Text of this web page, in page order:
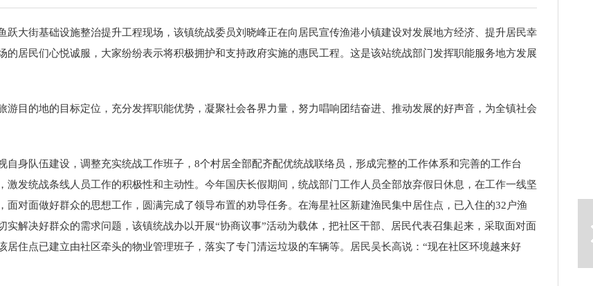
大街基础设施整治提升工程现场，该镇统战委员刘晓峰正在向居民宣传渔港小镇建设对发展地方经济、提升居民幸
居民们心悦诚服，大家纷纷表示将积极拥护和支持政府实施的惠民工程。这是该站统战部门发挥职能服务地方发展
目的地的目标定位，充分发挥职能优势，凝聚社会各界力量，努力唱响团结奋进、推动发展的好声音，为全镇社会
身队伍建设，调整充实统战工作班子，8个村居全部配齐配优统战联络员，形成完整的工作体系和完善的工作台
发统战条线人员工作的积极性和主动性。今年国庆长假期间，统战部门工作人员全部放弃假日休息，在工作一线坚
对面做好群众的思想工作，圆满完成了领导布置的劝导任务。在海星社区新建渔民集中居住点，已入住的32户渔
解决好群众的需求问题，该镇统战办以开展“协商议事”活动为载体，把社区干部、居民代表召集起来，采取面对面
住点已建立由社区牵头的物业管理班子，落实了专门清运垃圾的车辆等。居民吴长高说：“现在社区环境越来好
下一篇